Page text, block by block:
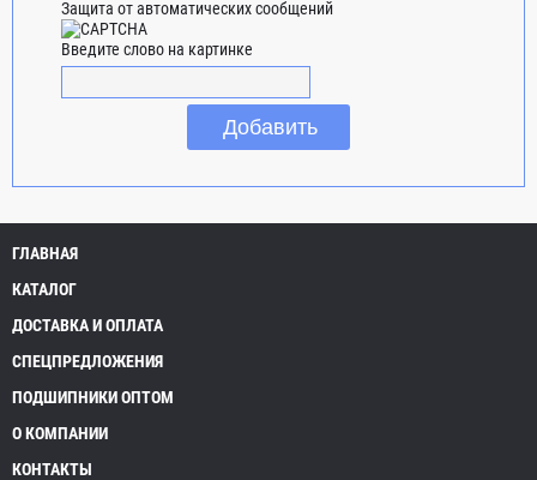
Защита от автоматических сообщений
Введите слово на картинке
ГЛАВНАЯ
КАТАЛОГ
ДОСТАВКА И ОПЛАТА
СПЕЦПРЕДЛОЖЕНИЯ
ПОДШИПНИКИ ОПТОМ
О КОМПАНИИ
КОНТАКТЫ